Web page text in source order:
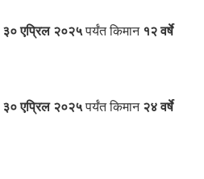
३० एप्रिल २०२५पर्यंत किमान १२ वर्षे
३० एप्रिल २०२५पर्यंत किमान २४ वर्षे